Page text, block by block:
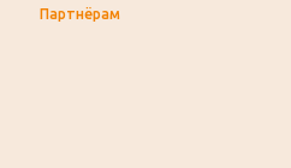
Партнёрам